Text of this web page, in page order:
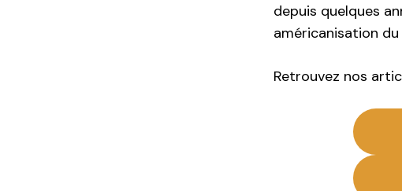
depuis quelques
américanisation
Retrouvez nos